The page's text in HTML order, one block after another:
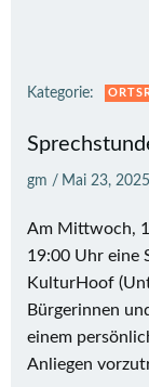
Kategorie:
gm / Mai 23, 2025
Am Mittwoch,
19:00 Uhr eine
KulturHoof
Bürgerinnen
einem
Anliegen